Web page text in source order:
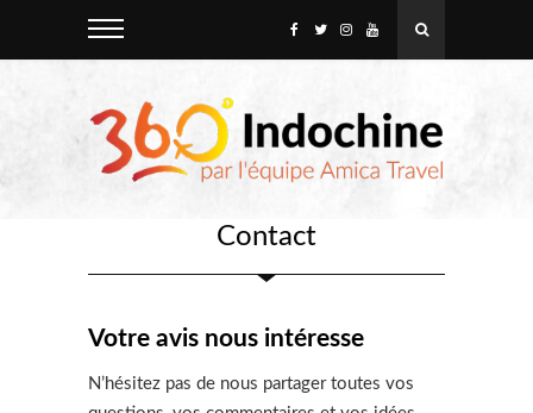
Contact
Votre avis nous intéresse
N’hésitez pas de nous partager toutes vos